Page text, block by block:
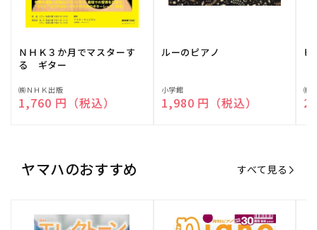
ＮＨＫ３か月でマスターす
る ギター
販
売
㈱ＮＨＫ出版
通常価格
1,760 円（税込）
ルーのピアノ
販
売
小学館
通常価格
1,980 円（税込）
ピ
販
売
㈱
ヤマハのおすすめ すべて見る